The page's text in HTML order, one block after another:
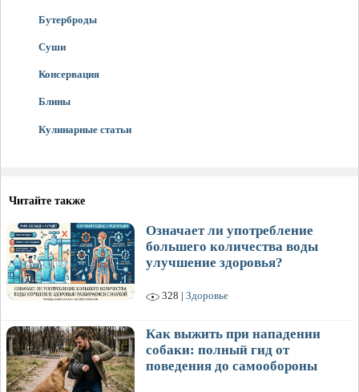
Бутерброды
Суши
Консервация
Блины
Кулинарные статьи
Читайте также
Означает ли употребление
большего количества воды
улучшение здоровья?
328 | Здоровье
Как выжить при нападении
собаки: полный гид от
поведения до самообороны